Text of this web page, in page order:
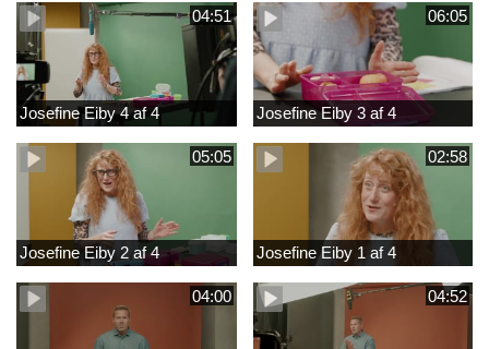
04:51
Josefine Eiby 4 af 4
06:05
Josefine Eiby 3 af 4
05:05
Josefine Eiby 2 af 4
02:58
Josefine Eiby 1 af 4
04:00 04:52